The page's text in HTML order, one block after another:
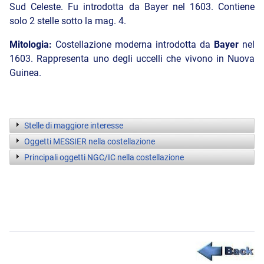
Sud Celeste. Fu introdotta da Bayer nel 1603. Contiene
solo 2 stelle sotto la mag. 4.
Mitologia: Costellazione moderna introdotta da Bayer nel
1603. Rappresenta uno degli uccelli che vivono in Nuova
Guinea.
Stelle di maggiore interesse
Oggetti MESSIER nella costellazione
Principali oggetti NGC/IC nella costellazione